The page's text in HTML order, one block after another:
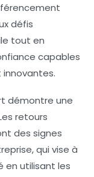
défis
tout en
capables
démontre une
retours
des signes
qui vise à
en utilisant les